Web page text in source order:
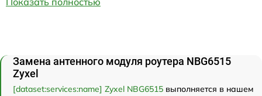
Замена антенного модуля роутера NBG6515
Zyxel
[dataset:services:name] Zyxel NBG6515 выполняется в нашем